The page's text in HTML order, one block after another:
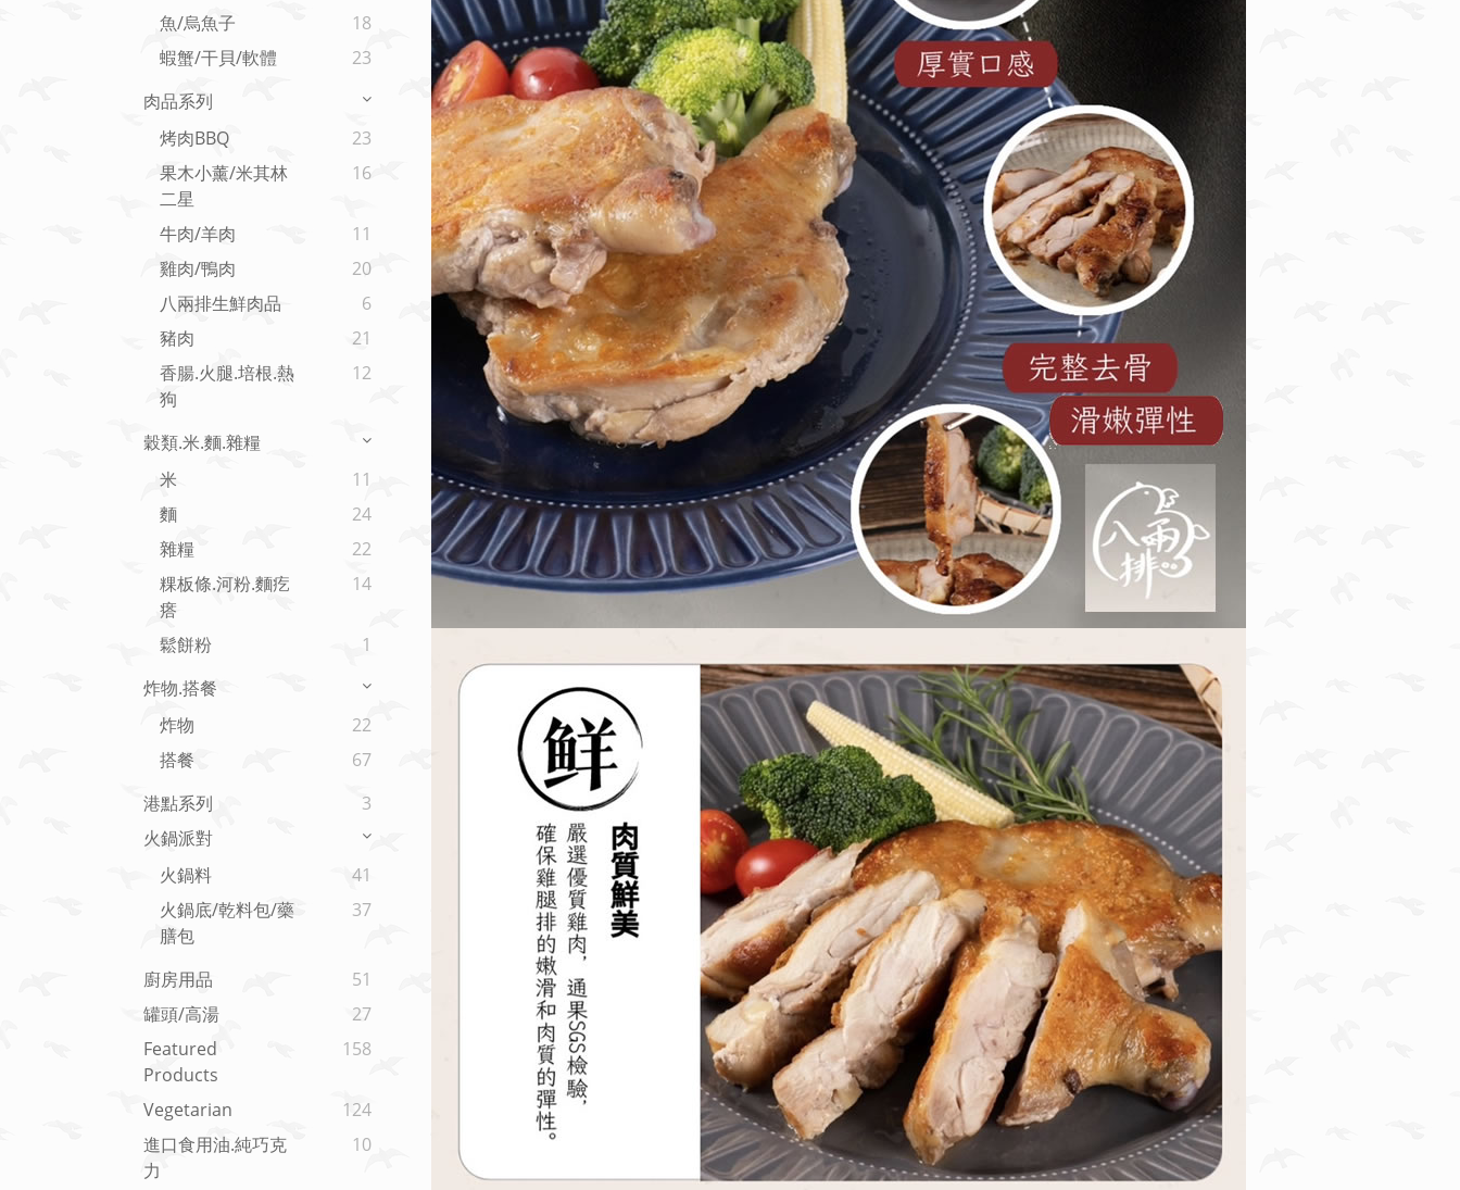
魚/烏魚子
18
蝦蟹/干貝/軟體
23
肉品系列
烤肉BBQ
23
果木小薰/米其林
二星
16
牛肉/羊肉
11
雞肉/鴨肉
20
八兩排生鮮肉品
6
豬肉
21
香腸.火腿.培根.熱
狗
12
穀類.米.麵.雜糧
米
11
麵
24
雜糧
22
粿板條.河粉.麵疙
瘩
14
鬆餅粉
1
炸物.搭餐
炸物
22
搭餐
67
港點系列
3
火鍋派對
火鍋料
41
火鍋底/乾料包/藥
膳包
37
廚房用品
51
罐頭/高湯
27
Featured
Products
158
Vegetarian
124
進口食用油.純巧克
力
10